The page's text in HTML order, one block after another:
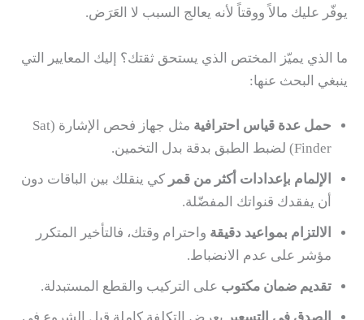
يوفّر عليك مالاً ووقتاً لأنه يعالج السبب لا العَرَض.
ما الذي يميّز المختص الذي يستحق ثقتك؟ إليك المعايير التي
ينبغي البحث عنها:
حمل عدة قياس احترافية
مثل جهاز فحص الإشارة (Sat
Finder) لضبط الطبق بدقة بدل التخمين.
الإلمام بإعدادات أكثر من قمر كي ينقلك بين الباقات دون
أن يفقدك قنواتك المفضّلة.
الالتزام بمواعيد دقيقة واحترام وقتك، فالتأخير المتكرر
مؤشر على عدم الانضباط.
تقديم ضمان مكتوب على التركيب والقطع المستبدلة.